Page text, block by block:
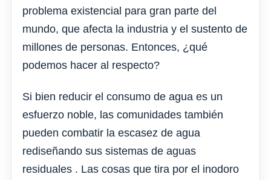
problema existencial para gran parte del
mundo, que afecta la industria y el sustento de
millones de personas. Entonces, ¿qué
podemos hacer al respecto?
Si bien reducir el consumo de agua es un
esfuerzo noble, las comunidades también
pueden combatir la escasez de agua
rediseñando sus sistemas de aguas
residuales . Las cosas que tira por el inodoro